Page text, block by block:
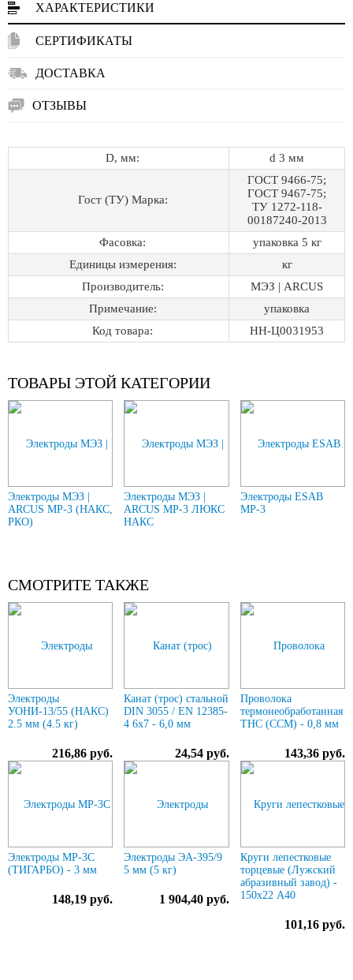
ХАРАКТЕРИСТИКИ
СЕРТИФИКАТЫ
ДОСТАВКА
ОТЗЫВЫ
D, мм: d 3 мм
Гост (ТУ) Марка:
ГОСТ 9466-75;
ГОСТ 9467-75;
ТУ 1272-118-
00187240-2013
Фасовка:
упаковка 5 кг
Единицы измерения:
кг
Производитель:
МЭЗ | ARCUS
Примечание:
упаковка
Код товара:
НН-Ц0031953
ТОВАРЫ ЭТОЙ КАТЕГОРИИ
Электроды МЭЗ |
ARCUS МР-3 (НАКС,
РКО)
Электроды МЭЗ |
ARCUS МР-3 ЛЮКС
НАКС
Электроды ESAB
МР-3
СМОТРИТЕ ТАКЖЕ
Электроды
УОНИ-13/55 (НАКС)
2.5 мм (4.5 кг)
216,86 руб.
Канат (трос) стальной
DIN 3055 / EN 12385-
4 6x7 - 6,0 мм
24,54 руб.
Проволока
термонеобработанная
ТНС (ССМ) - 0,8 мм
143,36 руб.
Электроды МР-3С
(ТИГАРБО) - 3 мм
148,19 руб.
Электроды ЭА-395/9
5 мм (5 кг)
1 904,40 руб.
Круги лепестковые
торцевые (Лужский
абразивный завод) -
150х22 А40
101,16 руб.